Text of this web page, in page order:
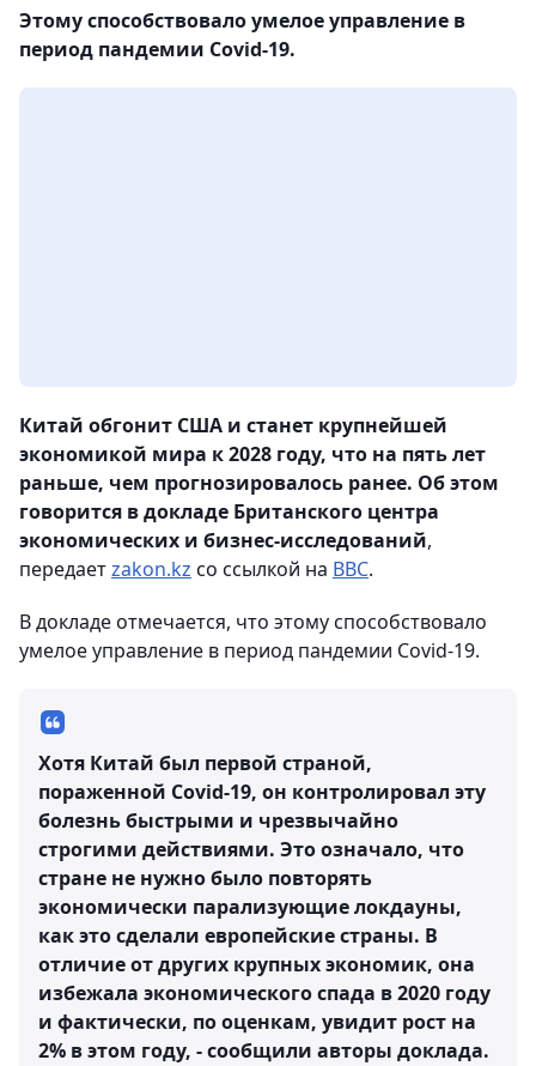
Этому способствовало умелое управление в
период пандемии Covid-19.
Китай обгонит США и станет крупнейшей
экономикой мира к 2028 году, что на пять лет
раньше, чем прогнозировалось ранее. Об этом
говорится в докладе Британского центра
экономических и бизнес-исследований,
передаетzakon.kz со ссылкой на ВВС.
В докладе отмечается, что этому способствовало
умелое управление в период пандемии Covid-19.
Хотя Китай был первой страной,
пораженной Covid-19, он контролировал эту
болезнь быстрыми и чрезвычайно
строгими действиями. Это означало, что
стране не нужно было повторять
экономически парализующие локдауны,
как это сделали европейские страны. В
отличие от других крупных экономик, она
избежала экономического спада в 2020 году
и фактически, по оценкам, увидит рост на
2% в этом году, - сообщили авторы доклада.